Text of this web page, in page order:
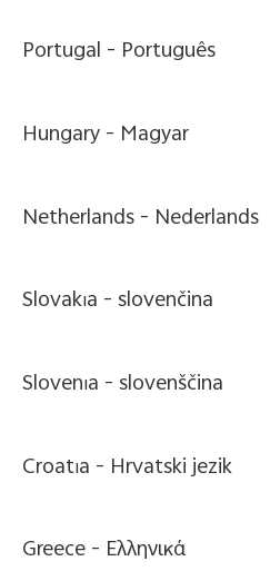
Portugal - Português
Hungary - Magyar
Netherlands - Nederlands
Slovakia -slovenčina
Slovenia -slovenščina
Croatia - Hrvatski jezik
Greece - Ελληνικά